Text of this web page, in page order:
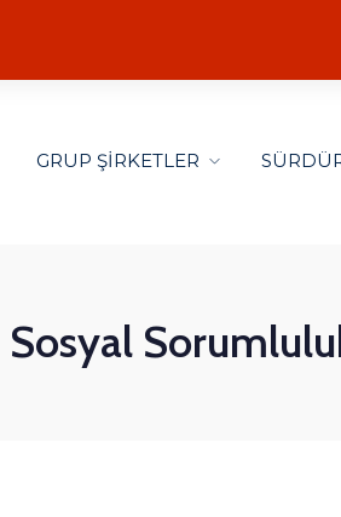
GRUP ŞİRKETLER
Sosyal